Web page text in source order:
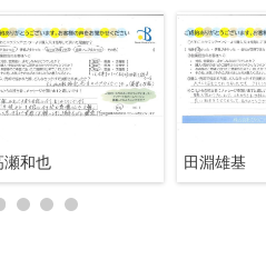
瀬和也 田淵雄基